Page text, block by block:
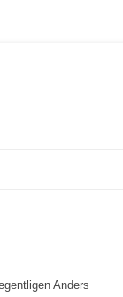
Anders